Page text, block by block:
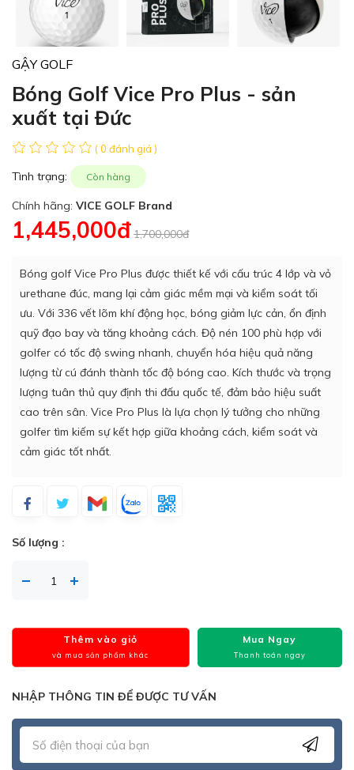
GẬY GOLF
Bóng Golf Vice Pro Plus - sản
xuất tại Đức
( 0 đánh giá )
Tình trạng: Còn hàng
Chính hãng: VICE GOLF Brand
1,445,000đ 1,700,000đ
Bóng golf Vice Pro Plus được thiết kế với cấu trúc 4 lớp và vỏ
urethane đúc, mang lại cảm giác mềm mại và kiểm soát tối
ưu. Với 336 vết lõm khí động học, bóng giảm lực cản, ổn định
quỹ đạo bay và tăng khoảng cách. Độ nén 100 phù hợp với
golfer có tốc độ swing nhanh, chuyển hóa hiệu quả năng
lượng từ cú đánh thành tốc độ bóng cao. Kích thước và trọng
lượng tuân thủ quy định thi đấu quốc tế, đảm bảo hiệu suất
cao trên sân. Vice Pro Plus là lựa chọn lý tưởng cho những
golfer tìm kiếm sự kết hợp giữa khoảng cách, kiểm soát và
cảm giác tốt nhất.
Số lượng :
Thêm vào giỏ
và mua sản phẩm khác
Mua Ngay
Thanh toán ngay
NHẬP THÔNG TIN ĐỂ ĐƯỢC TƯ VẤN